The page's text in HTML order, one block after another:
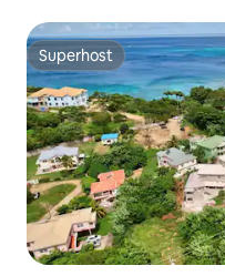
Superhost
Superhost